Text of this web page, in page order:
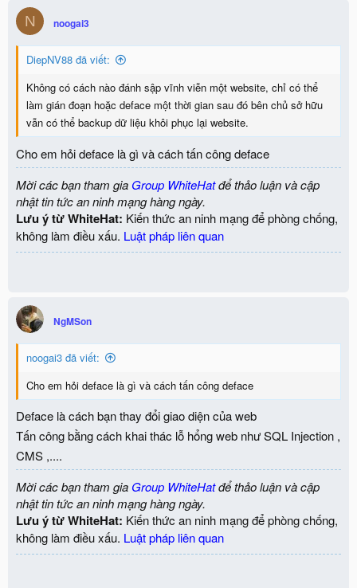
t
o
n
s
N noogai3
DiepNV88 đã viết:
Không có cách nào đánh sập vĩnh viễn một website, chỉ có thể
làm gián đoạn hoặc deface một thời gian sau đó bên chủ sở hữu
vẫn có thể backup dữ liệu khôi phục lại website.
Cho em hỏi deface là gì và cách tấn công deface
Mời các bạn tham gia Group WhiteHatđể thảo luận và cập
nhật tin tức an ninh mạng hàng ngày.
Lưu ý từ WhiteHat: Kiến thức an ninh mạng để phòng chống,
không làm điều xấu. Luật pháp liên quan
NgMSon
noogai3 đã viết:
Cho em hỏi deface là gì và cách tấn công deface
Deface là cách bạn thay đổi giao diện của web
Tấn công bằng cách khai thác lỗ hổng web như SQL Injection ,
CMS ,....
Mời các bạn tham gia Group WhiteHatđể thảo luận và cập
nhật tin tức an ninh mạng hàng ngày.
Lưu ý từ WhiteHat: Kiến thức an ninh mạng để phòng chống,
không làm điều xấu. Luật pháp liên quan